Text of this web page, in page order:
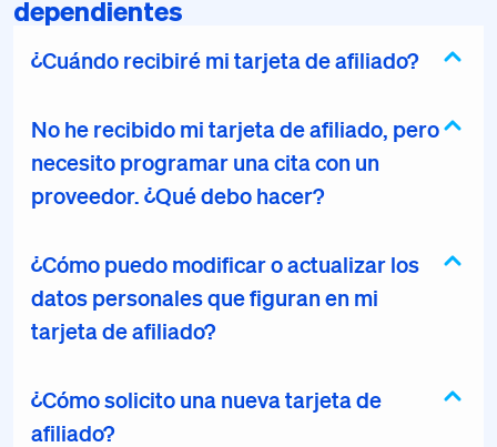
dependientes
¿Cuándo recibiré mi tarjeta de afiliado?
No he recibido mi tarjeta de afiliado, pero
necesito programar una cita con un
proveedor. ¿Qué debo hacer?
¿Cómo puedo modificar o actualizar los
datos personales que figuran en mi
tarjeta de afiliado?
¿Cómo solicito una nueva tarjeta de
afiliado?